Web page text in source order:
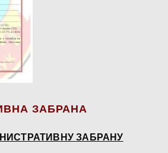
ЗАБРАНА
ЗАБРАНУ